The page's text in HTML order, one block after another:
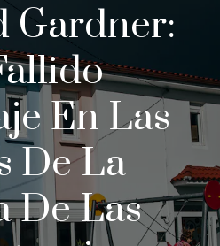
Gardner:
En Las
De La
De Las